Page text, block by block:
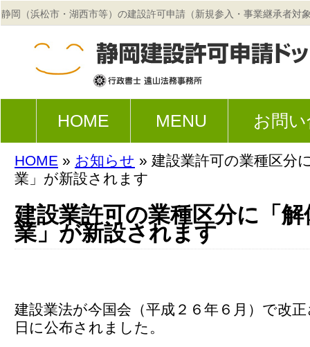
静岡（浜松市・湖西市等）の建設許可申請（新規参入・事業継承者対
HOME MENU お問
HOME » お知らせ » 建設業許可の業種区分
業」が新設されます
建設業許可の業種区分に「解
業」が新設されます
建設業法が今国会（平成２６年６月）で改
日に公布されました。